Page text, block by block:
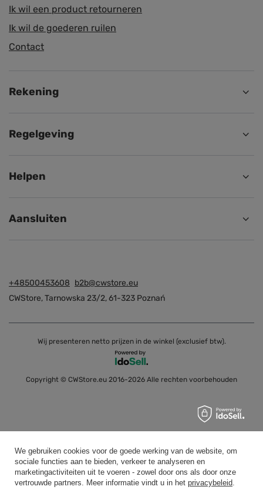
Ik wil een product retourneren
Ik wil de goederen ruilen
Contact
Rekening
Regelgeving
Helpen
Aansluiten
+48500453608 b2b@cwstore.eu
CWStore,Tarnowska 23/2,61-323 Poznań
Wij presenteren netto prijzen in de winkel (exclusief btw).
Copyright © CWStore.eu 2016-2026 Alle rechten voorbehouden
We gebruiken cookies voor de goede werking van de website, om
sociale functies aan te bieden, verkeer te analyseren en
marketingactiviteiten uit te voeren - zowel door ons als door onze
vertrouwde partners. Meer informatie vindt u in het privacybeleid.